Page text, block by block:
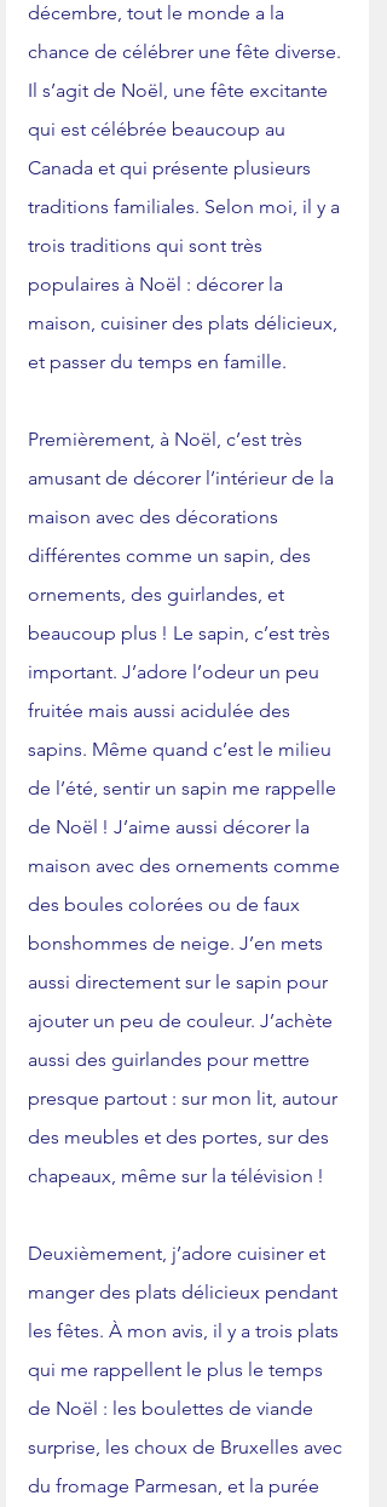
décembre, tout le monde a la
chance de célébrer une fête diverse.
Il s’agit de Noël, une fête excitante
qui est célébrée beaucoup au
Canada et qui présente plusieurs
traditions familiales. Selon moi, il y a
trois traditions qui sont très
populaires à Noël : décorer la
maison, cuisiner des plats délicieux,
et passer du temps en famille.
Premièrement, à Noël, c’est très
amusant de décorer l’intérieur de la
maison avec des décorations
différentes comme un sapin, des
ornements, des guirlandes, et
beaucoup plus ! Le sapin, c’est très
important. J’adore l’odeur un peu
fruitée mais aussi acidulée des
sapins. Même quand c’est le milieu
de l’été, sentir un sapin me rappelle
de Noël ! J’aime aussi décorer la
maison avec des ornements comme
des boules colorées ou de faux
bonshommes de neige. J’en mets
aussi directement sur le sapin pour
ajouter un peu de couleur. J’achète
aussi des guirlandes pour mettre
presque partout : sur mon lit, autour
des meubles et des portes, sur des
chapeaux, même sur la télévision !
Deuxièmement, j’adore cuisiner et
manger des plats délicieux pendant
les fêtes. À mon avis, il y a trois plats
qui me rappellent le plus le temps
de Noël : les boulettes de viande
surprise, les choux de Bruxelles avec
du fromage Parmesan, et la purée